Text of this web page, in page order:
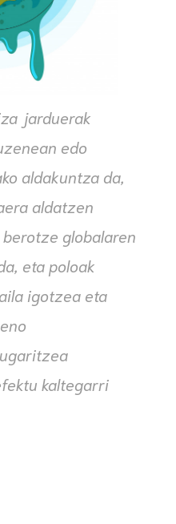
jarduerak
edo
aldakuntza da,
aldatzen
globalaren
eta poloak
igotzea eta
kaltegarri